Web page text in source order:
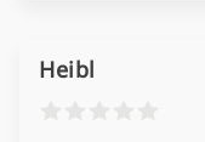
Heibl